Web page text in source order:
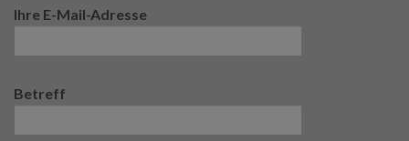
Ihre E-Mail-Adresse
Betreff